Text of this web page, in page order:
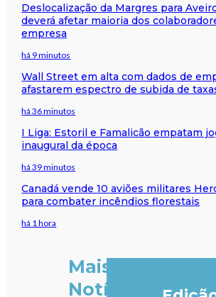
Deslocalização da Margres para
deverá afetar maioria dos
empresa
há 9 minutos
Wall Street em alta com dados de
afastarem espectro de subida de
há 36 minutos
I Liga: Estoril e Famalicão empatam
inaugural da época
há 39 minutos
Canadá vende 10 aviões militares
para combater incêndios florestais
há 1 hora
Mais
Notícias